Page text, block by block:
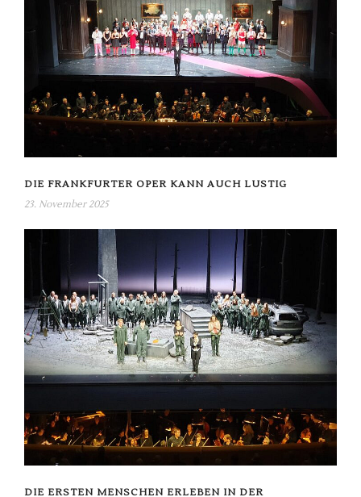
DIE FRANKFURTER OPER KANN AUCH LUSTIG
23. November 2025
DIE ERSTEN MENSCHEN ERLEBEN IN DER